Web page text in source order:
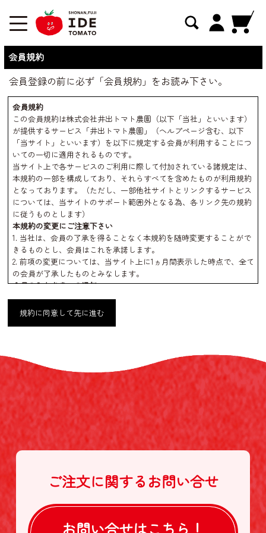
会員規約
会員登録の前に必ず「会員規約」をお読み下さい。
会員規約
この会員規約は株式会社井出トマト農園（以下「当社」といいます）
が提供するサービス「井出トマト農園」（ヘルプページ含む、以下
「当サイト」といいます）を以下に規定する会員が利用することにつ
いての一切に適用されるものです。
当サイト上で各サービスのご利用に際して付加されている諸規定は、
本規約の一部を構成しており、それらすべてを含めたものが利用規約
となっております。（ただし、一部他社サイトとリンクするサービス
については、当サイトのサポート範囲外となる為、各リンク先の規約
に従うものとします）
本規約の変更にご注意下さい
1. 当社は、会員の了承を得ることなく本規約を随時変更することがで
きるものとし、会員はこれを承諾します。
2. 前項の変更については、当サイト上に1ヵ月間表示した時点で、全て
の会員が了承したものとみなします。
会員のみなさまへの通知
1. 本規約の変更のケース以外に当社が必要と判断した場合、当社は、
会員に対し随時必要な事項を通知します。
2. 前項の通知は、当サイト上に表示した時点で全ての会員に通知した
当サイトにおいてのご購入には会員登録が必要になります。
なお会員登録は無料です。
※ログインには、会員登録時に入力したメールアドレスおよびパスワ
ードが必要になります。
会員のみなさまから提供された個人情報
当サイトを利用するにあたって、会員の住所、電話番号、購入履歴な
どの大切な個人情報がネットサーバ上に登録されますが、当社はその
個人情報を適切かつ確実に管理するものとし、法令などにより開示が
求められる場合を除き、開示しないものとします。
※チャートなど一個人が特定できない範囲で集計する場合がありま
す。
お客様からの会員登録を承認しない場合
会員登録の申し込みを当社が受けた際、架空の人物を登録した場合
や、本人以外の第三者の会員登録をした場合、過去に会員除名処分を
受けたことがある場合など、当社が不適当と判断した時は、その会員
規約に同意して先に進む
ご注文に関する お問い合せ
お問い合せはこちら！